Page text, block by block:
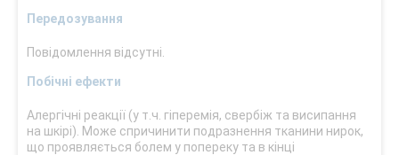
Передозування
Повідомлення відсутні.
Побічні ефекти
Алергічні реакції (у т.ч. гіперемія, свербіж та висипання
на шкірі). Може спричинити подразнення тканини нирок,
що проявляється болем у попереку та в кінці